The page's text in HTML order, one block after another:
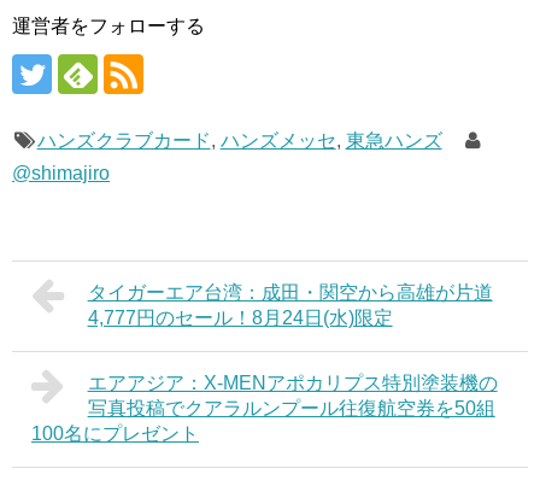
運営者をフォローする
ハンズクラブカード, ハンズメッセ, 東急ハンズ
@shimajiro
タイガーエア台湾：成田・関空から高雄が片道
4,777円のセール！8月24日(水)限定
エアアジア：X-MENアポカリプス特別塗装機の
写真投稿でクアラルンプール往復航空券を50組
100名にプレゼント